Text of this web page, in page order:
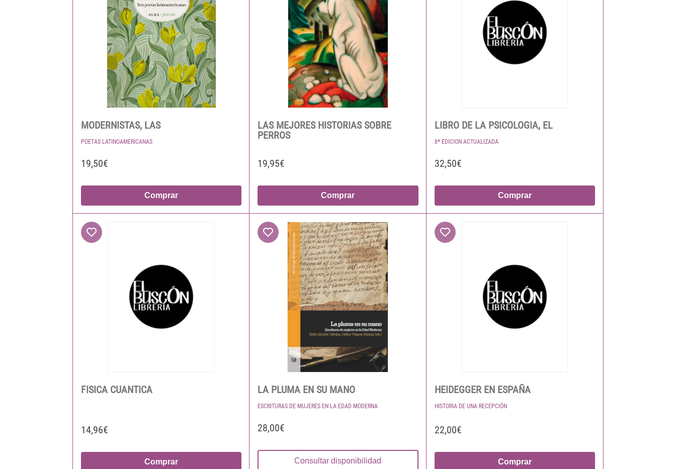
MODERNISTAS, LAS
POETAS LATINOAMERICANAS
19,50€
Comprar
LAS MEJORES HISTORIAS SOBRE
PERROS
19,95€
Comprar
LIBRO DE LA PSICOLOGIA, EL
8ª EDICION ACTUALIZADA
32,50€
Comprar
FISICA CUANTICA
14,96€
Comprar
LA PLUMA EN SU MANO
ESCRITURAS DE MUJERES EN LA EDAD MODERNA
28,00€
Consultar disponibilidad
HEIDEGGER EN ESPAÑA
HISTORIA DE UNA RECEPCIÓN
22,00€
Comprar